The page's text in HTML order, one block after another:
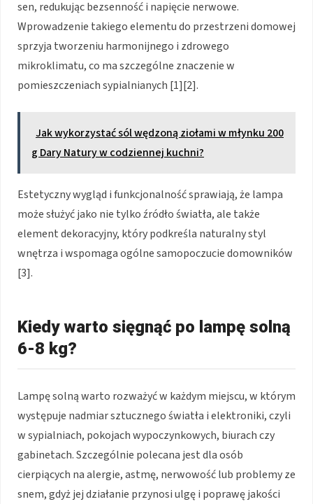
sen, redukując bezsenność i napięcie nerwowe.
Wprowadzenie takiego elementu do przestrzeni domowej
sprzyja tworzeniu harmonijnego i zdrowego
mikroklimatu, co ma szczególne znaczenie w
pomieszczeniach sypialnianych [1][2].
Jak wykorzystać sól wędzoną ziołami w młynku 200
g Dary Natury w codziennej kuchni?
Estetyczny wygląd i funkcjonalność sprawiają, że lampa
może służyć jako nie tylko źródło światła, ale także
element dekoracyjny, który podkreśla naturalny styl
wnętrza i wspomaga ogólne samopoczucie domowników
[3].
Kiedy warto sięgnąć po lampę solną
6-8 kg?
Lampę solną warto rozważyć w każdym miejscu, w którym
występuje nadmiar sztucznego światła i elektroniki, czyli
w sypialniach, pokojach wypoczynkowych, biurach czy
gabinetach. Szczególnie polecana jest dla osób
cierpiących na alergie, astmę, nerwowość lub problemy ze
snem, gdyż jej działanie przynosi ulgę i poprawę jakości